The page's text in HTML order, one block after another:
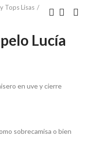
Tops Lisas
Lucía
en uve y cierre
sobrecamisa o bien